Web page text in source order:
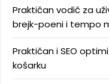
Praktičan vodič za
brejk-poeni i tempo
Praktičan i SEO
košarku